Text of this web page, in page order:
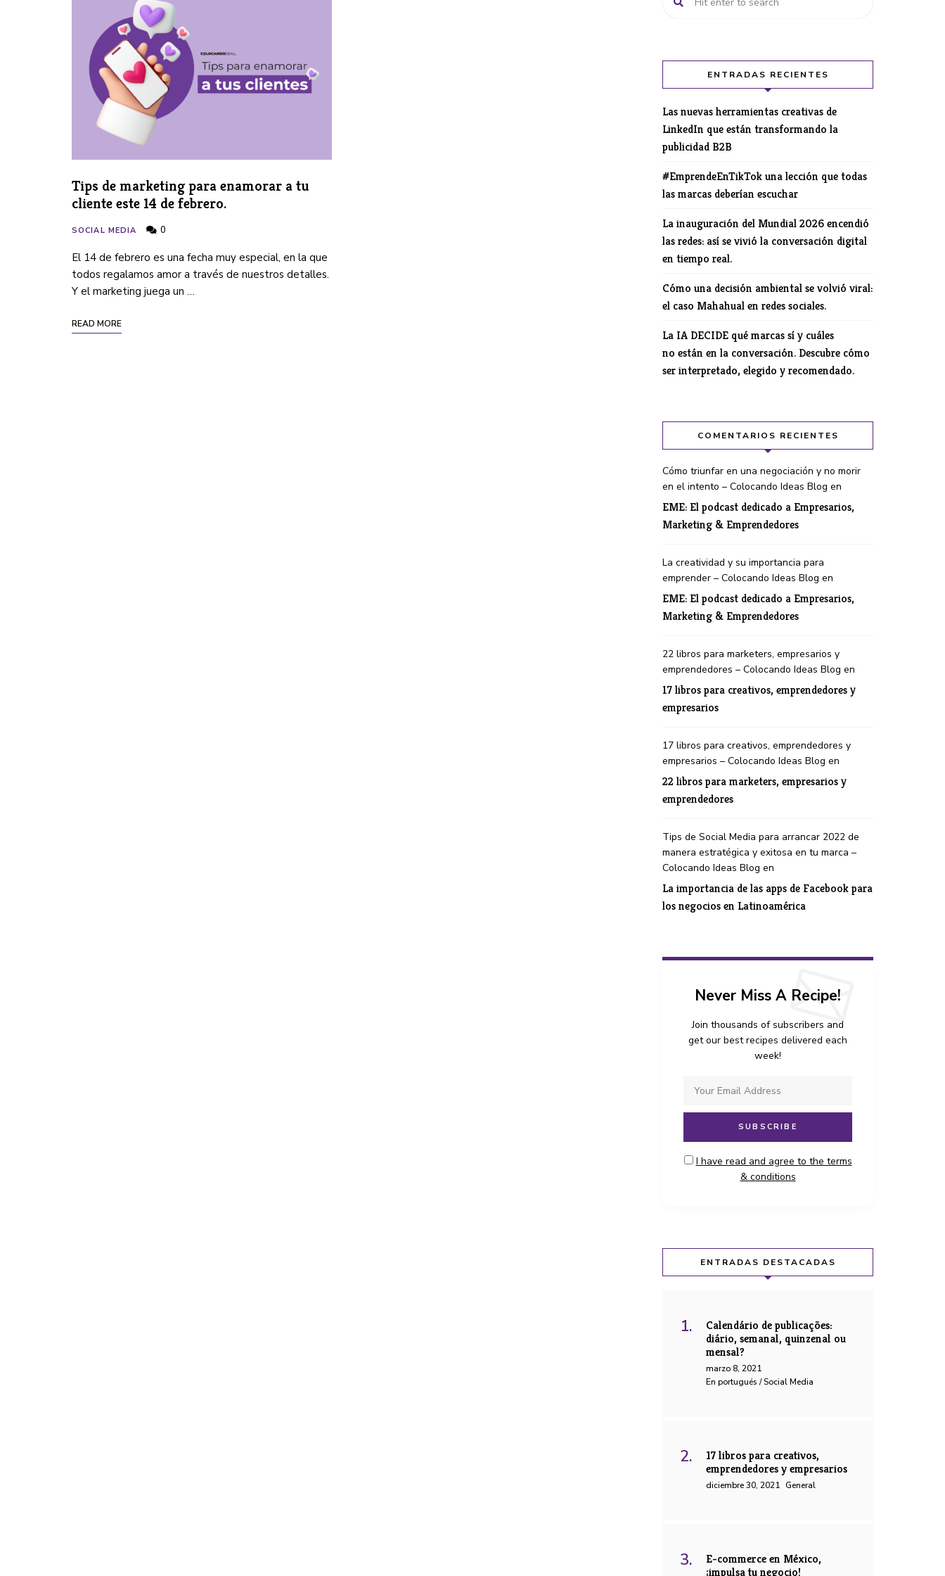
Tips de marketing para enamorar a tu
cliente este 14 de febrero.
SOCIAL MEDIA 0
El 14 de febrero es una fecha muy especial, en la que
todos regalamos amor a través de nuestros detalles.
Y el marketing juega un …
READ MORE
ENTRADAS RECIENTES
Las nuevas herramientas creativas de
LinkedIn que están transformando la
publicidad B2B
#EmprendeEnTikTok una lección que todas
las marcas deberían escuchar
La inauguración del Mundial 2026 encendió
las redes: así se vivió la conversación digital
en tiempo real.
Cómo una decisión ambiental se volvió viral:
el caso Mahahual en redes sociales.
La IA DECIDE qué marcas sí y cuáles
no están en la conversación. Descubre cómo
ser interpretado, elegido y recomendado.
COMENTARIOS RECIENTES
Cómo triunfar en una negociación y no morir
en el intento – Colocando Ideas Blog en
EME: El podcast dedicado a Empresarios,
Marketing & Emprendedores
La creatividad y su importancia para
emprender – Colocando Ideas Blog en
EME: El podcast dedicado a Empresarios,
Marketing & Emprendedores
22 libros para marketers, empresarios y
emprendedores – Colocando Ideas Blog en
17 libros para creativos, emprendedores y
empresarios
17 libros para creativos, emprendedores y
empresarios – Colocando Ideas Blog en
22 libros para marketers, empresarios y
emprendedores
Tips de Social Media para arrancar 2022 de
manera estratégica y exitosa en tu marca –
Colocando Ideas Blog en
La importancia de las apps de Facebook para
los negocios en Latinoamérica
Never Miss A Recipe!
Join thousands of subscribers and
get our best recipes delivered each
week!
I have read and agree to the terms
& conditions
ENTRADAS DESTACADAS
Calendário de publicações:
diário, semanal, quinzenal ou
mensal?
marzo 8, 2021
En portugués / Social Media
17 libros para creativos,
emprendedores y empresarios
diciembre 30, 2021 General
E-commerce en México,
¡impulsa tu negocio!